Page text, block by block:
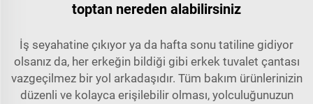
toptan nereden alabilirsiniz
İş seyahatine çıkıyor ya da hafta sonu tatiline gidiyor
olsanız da, her erkeğin bildiği gibi erkek tuvalet çantası
vazgeçilmez bir yol arkadaşıdır. Tüm bakım ürünlerinizin
düzenli ve kolayca erişilebilir olması, yolculuğunuzun